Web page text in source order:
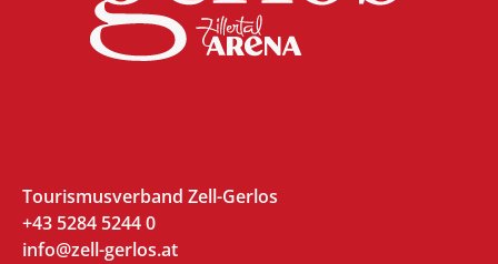
Tourismusverband Zell-Gerlos
+43 5284 5244 0
info@zell-gerlos.at